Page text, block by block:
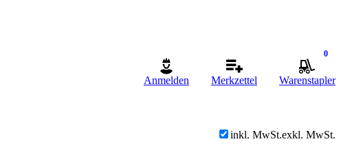
Anmelden Merkzettel
0
Warenstapler
inkl. MwSt.exkl. MwSt.